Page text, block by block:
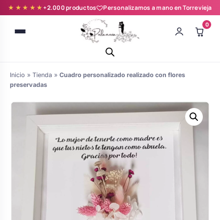
★★★★★+2.000 productos Personalizamos a mano en Torrevieja
0
novia y zapatillas
Árboles de Huellas para Primera
Batas de comunión personalizadas
Inicio » Tienda » Cuadro personalizado realizado con flores
preservadas